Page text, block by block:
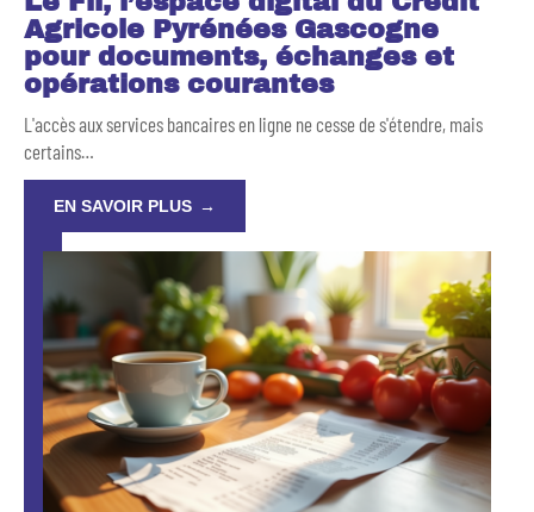
Agricole Pyrénées Gascogne
pour documents, échanges et
opérations courantes
L'accès aux services bancaires en ligne ne cesse de s'étendre, mais
certains…
EN SAVOIR PLUS